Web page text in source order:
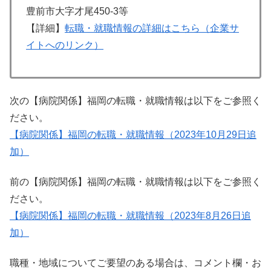
豊前市大字才尾450-3等
【詳細】 転職・就職情報の詳細はこちら（企業サ
イトへのリンク）
次の【病院関係】福岡の転職・就職情報は以下をご参照く
ださい。
【病院関係】福岡の転職・就職情報（2023年10月29日追
加）
前の【病院関係】福岡の転職・就職情報は以下をご参照く
ださい。
【病院関係】福岡の転職・就職情報（2023年8月26日追
加）
職種・地域についてご要望のある場合は、コメント欄・お